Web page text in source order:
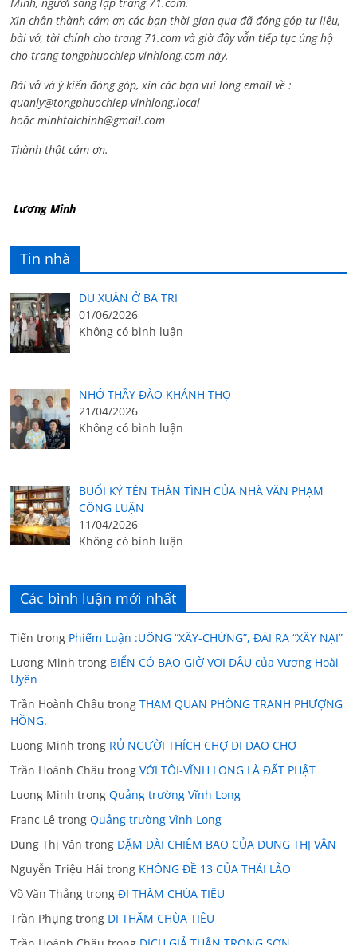
Minh, người sáng lập trang 71.com.
Xin chân thành cám ơn các bạn thời gian qua đã đóng góp tư liệu,
bài vở, tài chính cho trang 71.com và giờ đây vẫn tiếp tục ủng hộ
cho trang tongphuochiep-vinhlong.com này.
Bài vở và ý kiến đóng góp, xin các bạn vui lòng email về :
quanly@tongphuochiep-vinhlong.local
hoặcminhtaichinh@gmail.com
Thành thật cám ơn.
Lương Minh
Tin nhà
DU XUÂN Ở BA TRI
01/06/2026
Không có bình luận
NHỚ THẦY ĐÀO KHÁNH THỌ
21/04/2026
Không có bình luận
BUỔI KÝ TÊN THÂN TÌNH CỦA NHÀ VĂN PHẠM
CÔNG LUẬN
11/04/2026
Không có bình luận
Các bình luận mới nhất
Tiến trong Phiếm Luận :UỐNG “XÂY-CHỪNG”, ĐÁI RA “XÂY NẠI”
Lương Minh trong BIỂN CÓ BAO GIỜ VƠI ĐÂU của Vương Hoài
Uyên
Trần Hoành Châu trongTHAM QUAN PHÒNG TRANH PHƯỢNG
HỒNG.
Luong Minh trong RỦ NGƯỜI THÍCH CHỢ ĐI DẠO CHỢ
Trần Hoành Châu trongVỚI TÔI-VĨNH LONG LÀ ĐẤT PHẬT
Luong Minh trongQuảng trường Vĩnh Long
Franc Lê trongQuảng trường Vĩnh Long
Dung Thị Vân trong DẶM DÀI CHIÊM BAO CỦA DUNG THỊ VÂN
Nguyễn Triệu Hải trong KHÔNG ĐỀ 13 CỦA THÁI LÃO
Võ Văn Thắng trongĐI THĂM CHÙA TIÊU
Trần Phụng trongĐI THĂM CHÙA TIÊU